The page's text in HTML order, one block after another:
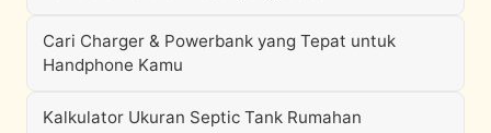
Cari Charger & Powerbank yang Tepat untuk
Handphone Kamu
Kalkulator Ukuran Septic Tank Rumahan